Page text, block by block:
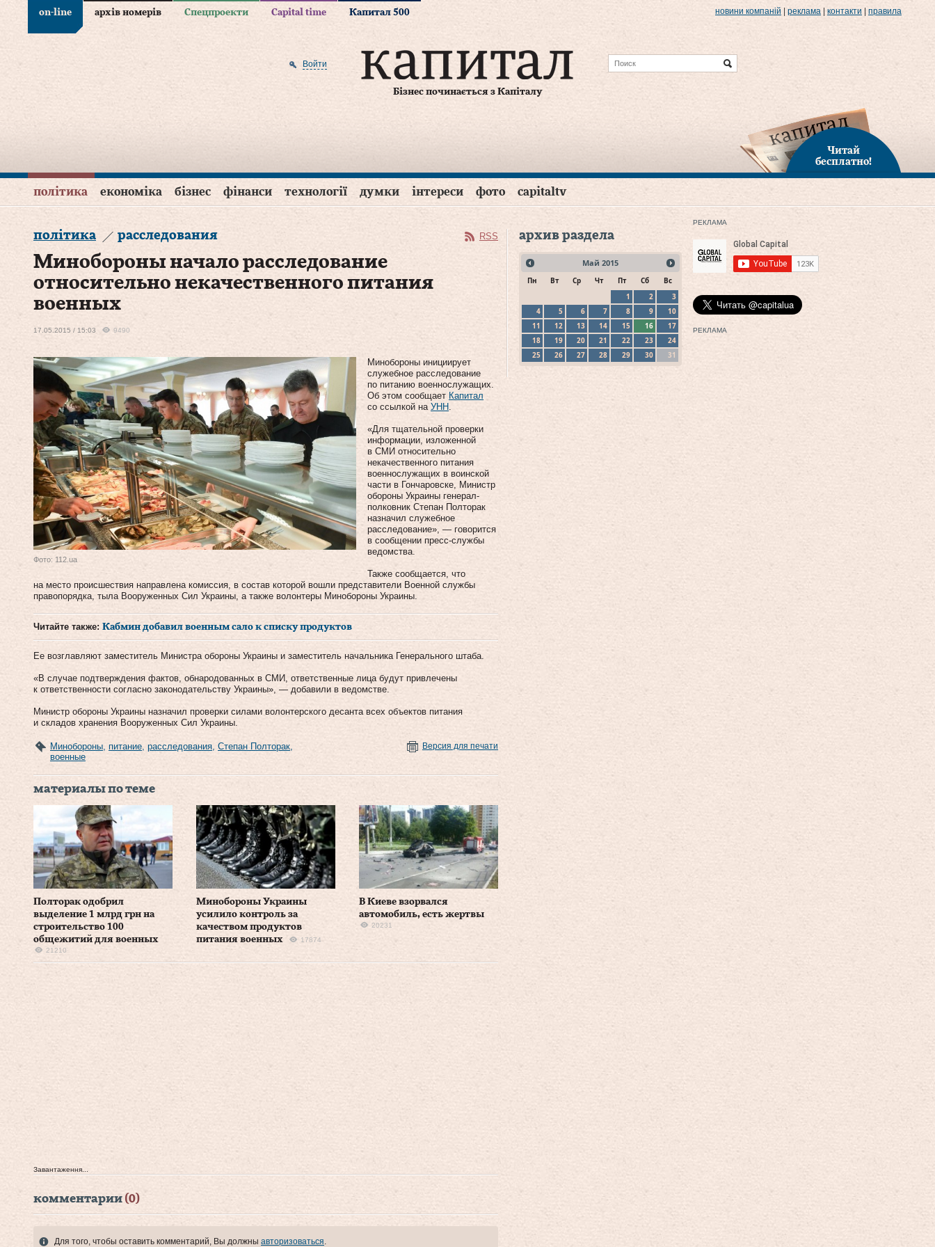
on-line архів номерів Спецпроекти Capital time Капитал 500 новини компаній реклама контакти правила
Бізнес починається з Капіталу
Войти
Читай
бесплатно!
політика економіка бізнес фінанси технології думки інтереси фото capitaltv
політика расследования RSS
Минобороны начало расследование
относительно некачественного питания
военных
17.05.2015 / 15:03 9490
Фото: 112.ua
Минобороны инициирует
служебное расследование
по питанию военнослужащих.
Об этом сообщает Капитал
со ссылкой на УНН.
«Для тщательной проверки
информации, изложенной
в СМИ относительно
некачественного питания
военнослужащих в воинской
части в Гончаровске, Министр
обороны Украины генерал-
полковник Степан Полторак
назначил служебное
расследование», — говорится
в сообщении пресс-службы
ведомства.
Также сообщается, что
на место происшествия направлена ​​комиссия, в состав которой вошли представители Военной службы
правопорядка, тыла Вооруженных Сил Украины, а также волонтеры Минобороны Украины.
Читайте также: Кабмин добавил военным сало к списку продуктов
Ее возглавляют заместитель Министра обороны Украины и заместитель начальника Генерального штаба.
«В случае подтверждения фактов, обнародованных в СМИ, ответственные лица будут привлечены
к ответственности согласно законодательству Украины», — добавили в ведомстве.
Министр обороны Украины назначил проверки силами волонтерского десанта всех объектов питания
и складов хранения Вооруженных Сил Украины.
Минобороны, питание, расследования, Степан Полторак,
военные
Версия для печати
материалы по теме
Полторак одобрил
выделение 1 млрд грн на
строительство 100
общежитий для военных
21210
Минобороны Украины
усилило контроль за
качеством продуктов
питания военных
17874
В Киеве взорвался
автомобиль, есть жертвы
20231
Завантаження...
комментарии (0)
Для того, чтобы оставить комментарий, Вы должны авторизоваться.
архив раздела
Май 2015
Пн Вт Ср Чт Пт Сб
Вс
1
2
3
4
5 6 7 8 9
10
11
12 13 14 15 16
17
18
19 20 21 22 23
24
25
26 27 28 29 30 31
РЕКЛАМА
РЕКЛАМА